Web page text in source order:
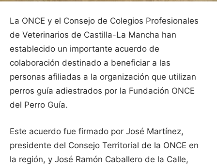
La ONCE y el Consejo de Colegios Profesionales
de Veterinarios de Castilla-La Mancha han
establecido un importante acuerdo de
colaboración destinado a beneficiar a las
personas afiliadas a la organización que utilizan
perros guía adiestrados por la Fundación ONCE
del Perro Guía.
Este acuerdo fue firmado por José Martínez,
presidente del Consejo Territorial de la ONCE en
la región, y José Ramón Caballero de la Calle,